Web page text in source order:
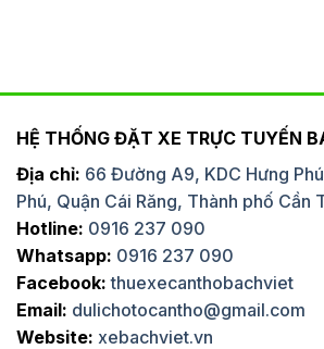
HỆ THỐNG ĐẶT XE TRỰC TUYẾN
Địa chỉ: 66 Đường A9, KDC Hưng
Phú, Quận Cái Răng, Thành phố Cần
Hotline: 0916 237 090
Whatsapp: 0916 237 090
Facebook: thuexecanthobachviet
Email: dulichotocantho@gmail.com
Website: xebachviet.vn